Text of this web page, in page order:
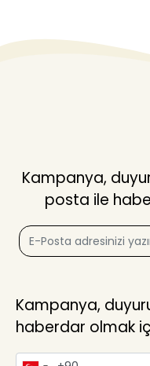
Kampanya,
posta ile
Kampanya,
haberdar olmak